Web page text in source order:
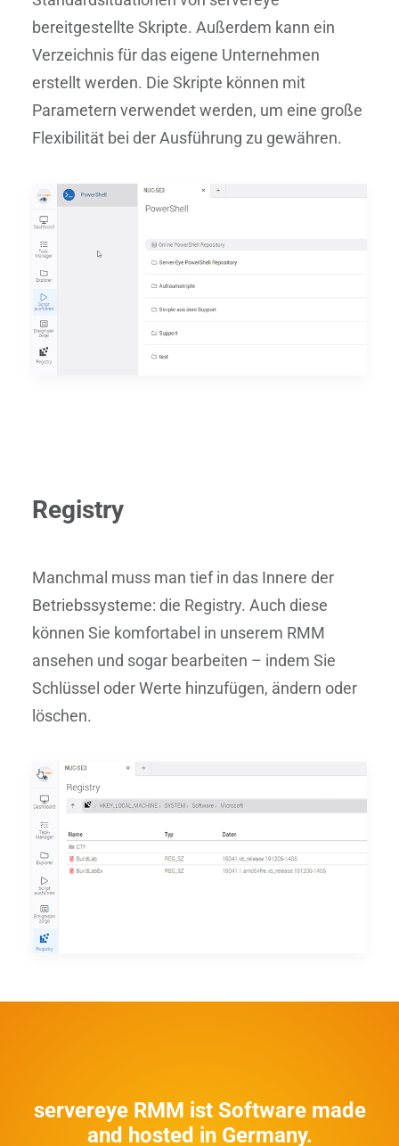
bereitgestellte Skripte. Außerdem kann ein
Verzeichnis für das eigene Unternehmen
erstellt werden. Die Skripte können mit
Parametern verwendet werden, um eine große
Flexibilität bei der Ausführung zu gewähren.
Registry
Manchmal muss man tief in das Innere der
Betriebssysteme: die Registry. Auch diese
können Sie komfortabel in unserem RMM
ansehen und sogar bearbeiten – indem Sie
Schlüssel oder Werte hinzufügen, ändern oder
löschen.
servereye RMM ist Software made
and hosted in Germany.